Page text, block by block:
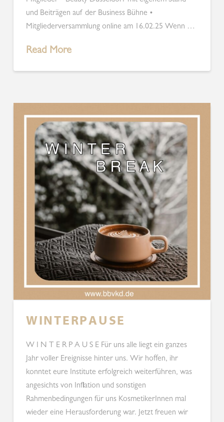
und Beiträgen auf der Business Bühne •
Mitgliederversammlung online am 16.02.25 Wenn …
Read More
W I N T E R P A U S E
W I N T E R P A U S E Für uns alle liegt ein ganzes
Jahr voller Ereignisse hinter uns. Wir hoffen, ihr
konntet eure Institute erfolgreich weiterführen, was
angesichts von Inflation und sonstigen
Rahmenbedingungen für uns KosmetikerInnen mal
wieder eine Herausforderung war. Jetzt freuen wir